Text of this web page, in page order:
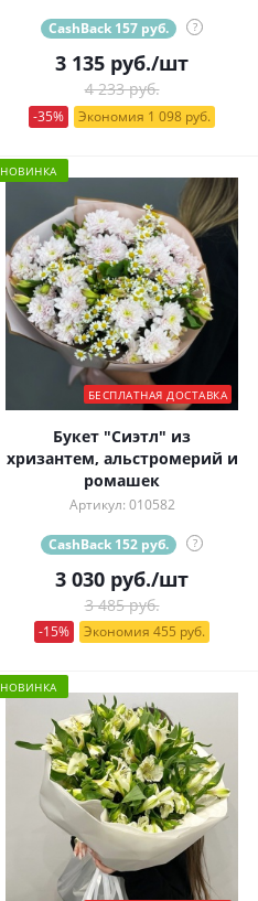
CashBack 157 руб. ?
3 135 руб./шт
4 233 руб.
-35% Экономия 1 098 руб.
НОВИНКА
БЕСПЛАТНАЯ ДОСТАВКА
Букет "Сиэтл" из
хризантем, альстромерий и
ромашек
Артикул: 010582
CashBack 152 руб. ?
3 030 руб./шт
3 485 руб.
-15% Экономия 455 руб.
НОВИНКА